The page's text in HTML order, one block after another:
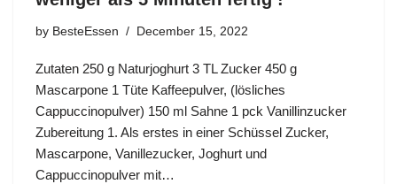
by BesteEssen December 15, 2022
Zutaten 250 g Naturjoghurt 3 TL Zucker 450 g
Mascarpone 1 Tüte Kaffeepulver, (lösliches
Cappuccinopulver) 150 ml Sahne 1 pck Vanillinzucker
Zubereitung 1. Als erstes in einer Schüssel Zucker,
Mascarpone, Vanillezucker, Joghurt und
Cappuccinopulver mit…